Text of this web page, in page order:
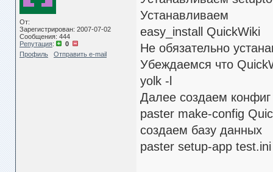
От:
Зарегистрирован: 2007-07-02
Сообщения: 444
Репутация:
0
Профиль
Отправить e-mail
Устанавливаем
easy_install QuickWiki
Не обязательно
Убеждаемся что
yolk -l
Далее создаем
paster make-config
создаем базу данных
paster setup-app test.ini